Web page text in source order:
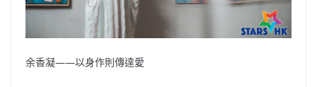
余香凝——以身作則傳達愛